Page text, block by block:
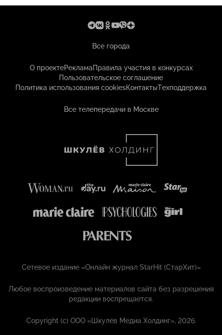
Все города
О проектеРекламаПравила участия в конкурсах
Пользовательское соглашение
Политика использования cookiesКонтактыТехподдержка
Все телепередачи в Москве
Сетевое издание «Онлайн журнал StarHit (СтарХит)»
Любое воспроизведение материалов сайта без разрешения
редакции воспрещается.
Copyright (с) ООО «Шкулёв Медиа Холдинг», 2026.